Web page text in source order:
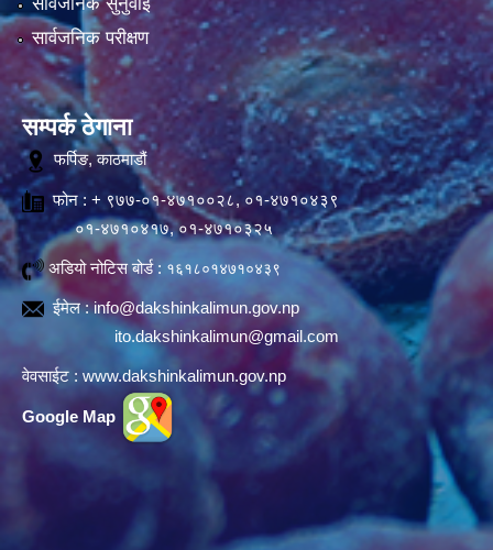
सार्वजनिक परीक्षण
सम्पर्क ठेगाना
फर्पिङ, काठमाडौं
फोन : + ९७७-०१-४७१००२८, ०१-४७१०४३९
०१-४७१०४१७, ०१-४७१०३२५
अडियो नोटिस बोर्ड : १६१८०१४७१०४३९
ईमेल :info@dakshinkalimun.gov.np
ito.dakshinkalimun@gmail.com
वेवसाईट : www.dakshinkalimun.gov.np
Google Map